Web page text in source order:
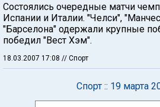
Состоялись очередные матчи
Испании и Италии. "Челси",
"Барселона" одержали крупные
победил "Вест Хэм".
18.03.2007 17:08 // Спорт
Спорт :: 19 марта